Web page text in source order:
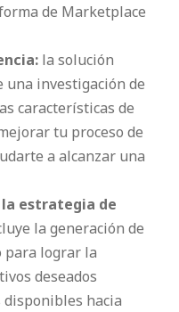
de Marketplace
la solución
una investigación de
características de
tu proceso de
a alcanzar una
estrategia de
la generación de
para lograr la
deseados
hacia